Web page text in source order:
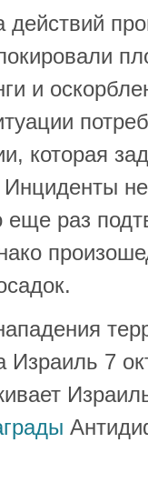
и
которая
еще раз
7